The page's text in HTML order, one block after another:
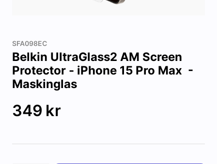
SFA098EC
Belkin UltraGlass2 AM Screen
Protector - iPhone 15 Pro Max -
Maskinglas
349 kr